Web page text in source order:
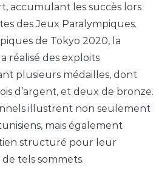
accumulant les succès lors
des Jeux Paralympiques.
de Tokyo 2020, la
réalisé des exploits
plusieurs médailles, dont
d’argent, et deux de bronze.
illustrent non seulement
mais également
structuré pour leur
tels sommets.